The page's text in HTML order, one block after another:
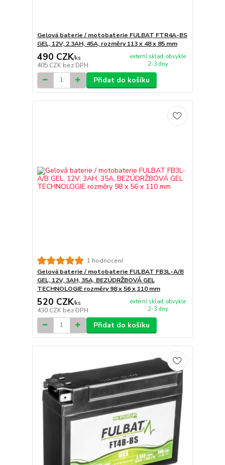
Gelová baterie / motobaterie FULBAT FTR4A-BS
GEL, 12V, 2.3AH, 45A, rozměry 113 x 48 x 85 mm
490 CZK/ks
405 CZK bez DPH
externí sklad, obvykle
2-3 dny
Přidat do košíku
1 hodnocení
Gelová baterie / motobaterie FULBAT FB3L-A/B
GEL, 12V, 3AH, 35A, BEZÚDRŽBOVÁ GEL
TECHNOLOGIE rozměry 98 x 56 x 110 mm
520 CZK/ks
430 CZK bez DPH
externí sklad, obvykle
2-3 dny
Přidat do košíku